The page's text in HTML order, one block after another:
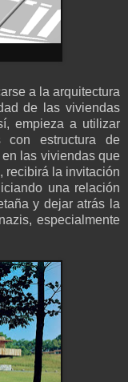
a la arquitectura
de las viviendas
empieza a utilizar
con estructura de
las viviendas que
recibirá la invitación
una relación
y dejar atrás la
especialmente